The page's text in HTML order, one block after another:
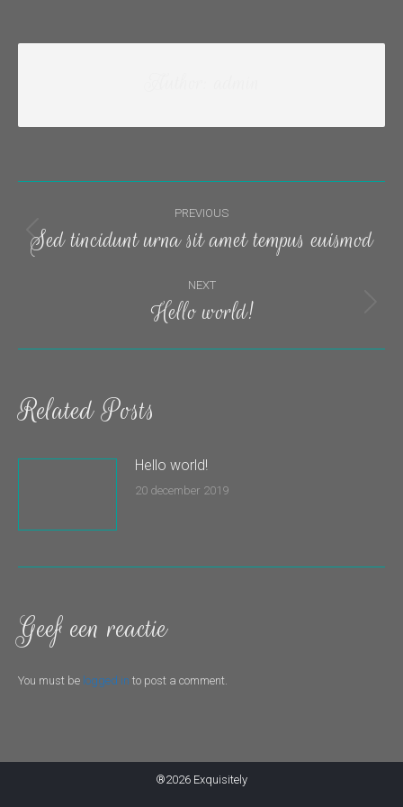
navigation
PREVIOUS
Previous
Sed tincidunt urna sit amet tempus euismod
NEXT
Next
Hello world!
Related Posts
Hello world!
20 december 2019
Geef een reactie
You must be logged in to post a comment.
®2026 Exquisitely